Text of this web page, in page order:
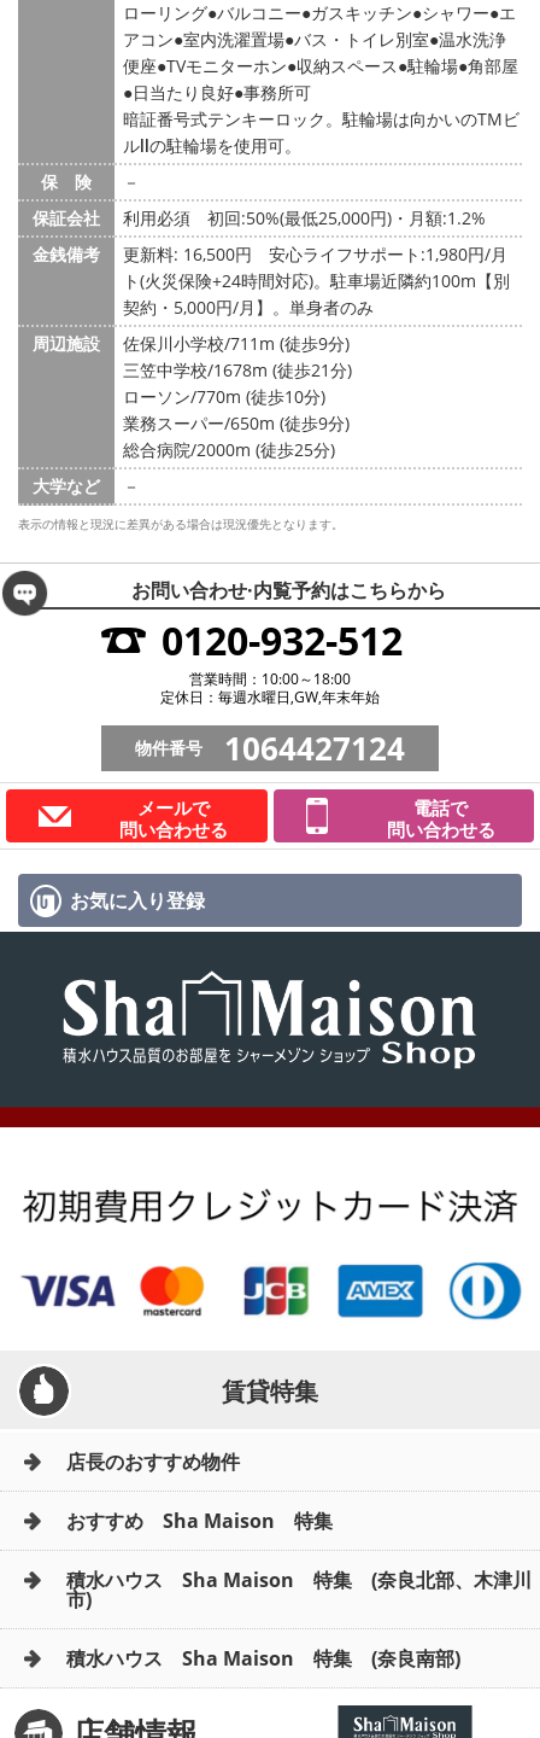
ローリング バルコニー ガスキッチン シャワー エ
アコン 室内洗濯置場 バス・トイレ別室 温水洗浄
便座 TVモニターホン 収納スペース 駐輪場 角部屋
日当たり良好 事務所可
暗証番号式テンキーロック。駐輪場は向かいのTMビ
ルⅡの駐輪場を使用可。
保 険
－
保証会社
利用必須 初回:50%(最低25,000円)・月額:1.2%
金銭備考
更新料: 16,500円
安心ライフサポート:1,980円/月
ト(火災保険+24時間対応)。駐車場近隣約100m【別
契約・5,000円/月】。単身者のみ
周辺施設
佐保川小学校/711m (徒歩9分)
三笠中学校/1678m (徒歩21分)
ローソン/770m (徒歩10分)
業務スーパー/650m (徒歩9分)
総合病院/2000m (徒歩25分)
大学など
－
表示の情報と現況に差異がある場合は現況優先となります。
お問い合わせ·内覧予約はこちらから
0120-932-512
営業時間：10:00～18:00
定休日：毎週水曜日,GW,年末年始
物件番号 1064427124
メールで
問い合わせる
電話で
問い合わせる
お気に入り登録
賃貸特集
店長のおすすめ物件
おすすめ Sha Maison 特集
積水ハウス Sha Maison 特集 (奈良北部、木津川
市)
積水ハウス Sha Maison 特集 (奈良南部)